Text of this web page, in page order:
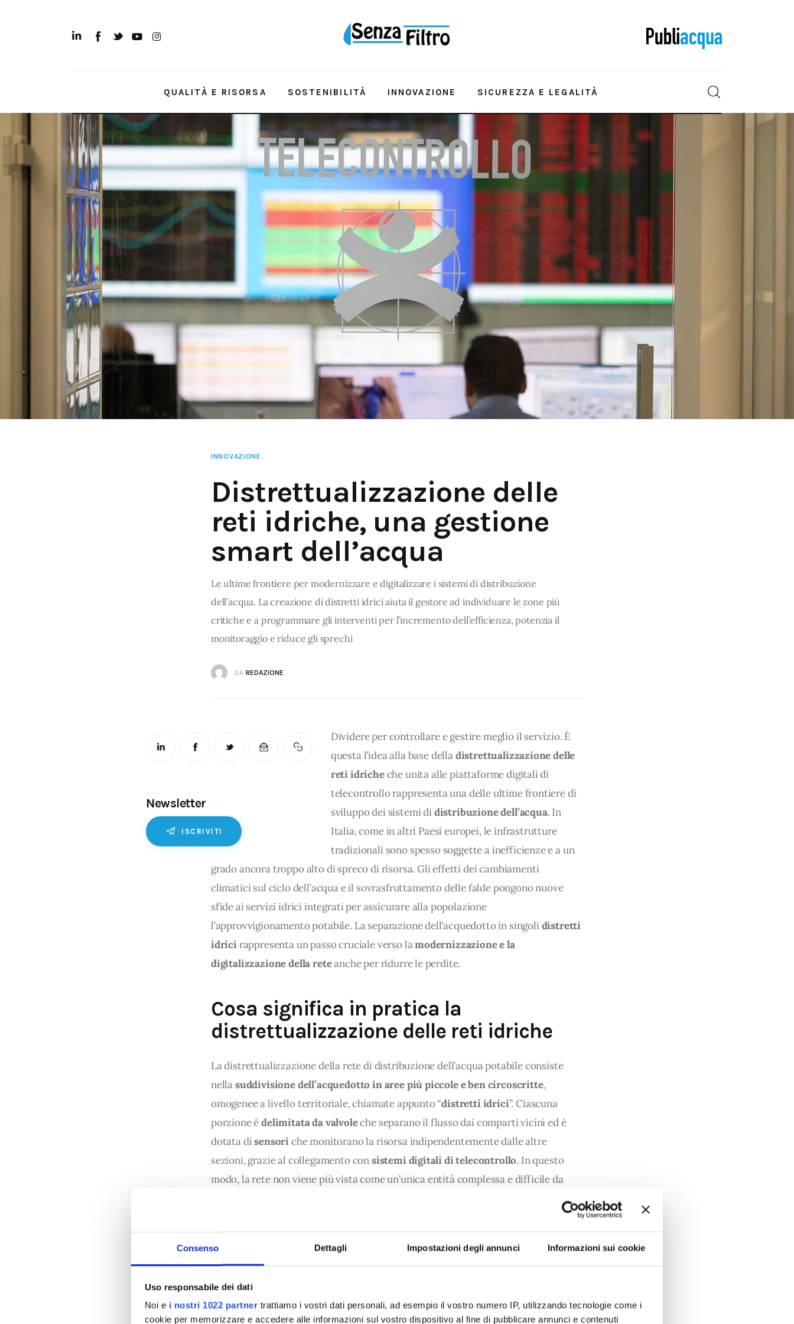
Consenso Dettagli Impostazioni degli annunci Informazioni sui cookie
Uso responsabile dei dati
Noi e i nostri 1022 partner trattiamo i vostri dati personali, ad esempio il vostro numero IP, utilizzando tecnologie come i
cookie per memorizzare e accedere alle informazioni sul vostro dispositivo al fine di pubblicare annunci e contenuti
QUALITÀ E RISORSA SOSTENIBILITÀ INNOVAZIONE SICUREZZA E LEGALITÀ
QUALITÀ E RISORSA SOSTENIBILITÀ INNOVAZIONE
INNOVAZIONE
Distrettualizzazione delle
reti idriche, una gestione
smart dell’acqua
Le ultime frontiere per modernizzare e digitalizzare i sistemi di distribuzione
dell’acqua. La creazione di distretti idrici aiuta il gestore ad individuare le zone più
critiche e a programmare gli interventi per l’incremento dell’efficienza, potenzia il
monitoraggio e riduce gli sprechi
DA REDAZIONE
Newsletter
ISCRIVITI
Dividere per controllare e gestire meglio il servizio. È
questa l’idea alla base della distrettualizzazione delle
reti idriche che unita alle piattaforme digitali di
telecontrollo rappresenta una delle ultime frontiere di
sviluppo dei sistemi di distribuzione dell’acqua. In
Italia, come in altri Paesi europei, le infrastrutture
tradizionali sono spesso soggette a inefficienze e a un
grado ancora troppo alto di spreco di risorsa. Gli effetti dei cambiamenti
climatici sul ciclo dell’acqua e il sovrasfruttamento delle falde pongono nuove
sfide ai servizi idrici integrati per assicurare alla popolazione
l’approvvigionamento potabile. La separazione dell’acquedotto in singoli distretti
idrici rappresenta un passo cruciale verso la modernizzazione e la
digitalizzazione della rete anche per ridurre le perdite.
Cosa significa in pratica la
distrettualizzazione delle reti idriche
La distrettualizzazione della rete di distribuzione dell’acqua potabile consiste
nella suddivisione dell’acquedotto in aree più piccole e ben circoscritte,
omogenee a livello territoriale, chiamate appunto “distretti idrici”. Ciascuna
porzione è delimitata da valvole che separano il flusso dai comparti vicini ed è
dotata di sensori che monitorano la risorsa indipendentemente dalle altre
sezioni, grazie al collegamento con sistemi digitali di telecontrollo. In questo
modo, la rete non viene più vista come un’unica entità complessa e difficile da
Il processo inizia con un’accurata mappatura. La grande “ragnatela” di tubazioni
considerando la distribuzione degli utenti, la topografia del territorio e lo stato
degli impianti. La distrettualizzazione è possibile sia per condutture di nuova